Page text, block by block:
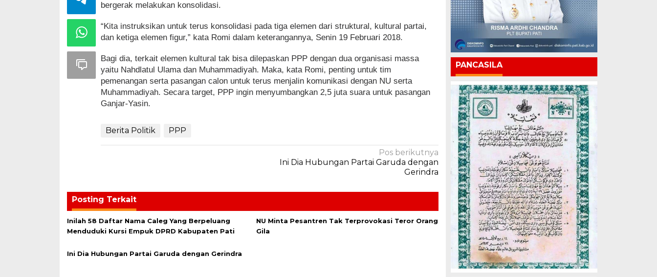
bergerak melakukan konsolidasi.
“Kita instruksikan untuk terus konsolidasi pada tiga elemen dari struktural, kultural partai,
dan ketiga elemen figur,” kata Romi dalam keterangannya, Senin 19 Februari 2018.
Bagi dia, terkait elemen kultural tak bisa dilepaskan PPP dengan dua organisasi massa
yaitu Nahdlatul Ulama dan Muhammadiyah. Maka, kata Romi, penting untuk tim
pemenangan serta pasangan calon untuk terus menjalin komunikasi dengan NU serta
Muhammadiyah. Secara target, PPP ingin menyumbangkan 2,5 juta suara untuk pasangan
Ganjar-Yasin.
Berita Politik PPP
Pos berikutnya
Ini Dia Hubungan Partai Garuda dengan
Gerindra
Posting Terkait
Inilah 58 Daftar Nama Caleg Yang Berpeluang
Menduduki Kursi Empuk DPRD Kabupaten Pati
NU Minta Pesantren Tak Terprovokasi Teror Orang
Gila
Ini Dia Hubungan Partai Garuda dengan Gerindra
PANCASILA